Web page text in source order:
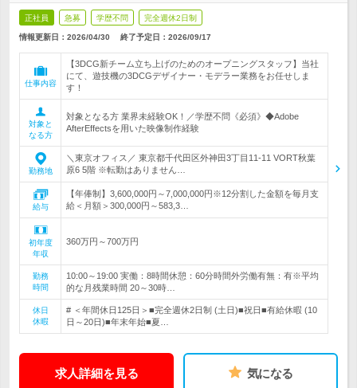
正社員 急募 学歴不問 完全週休2日制
情報更新日：2026/04/30 終了予定日： 2026/09/17
仕事内容
【3DCG新チーム立ち上げのためのオープニングスタッフ】当社
にて、遊技機の3DCGデザイナー・モデラー業務をお任せしま
す！
対象と
なる方
対象となる方 業界未経験OK！／学歴不問《必須》◆Adobe
AfterEffectsを用いた映像制作経験
勤務地
＼東京オフィス／ 東京都千代田区外神田3丁目11‐11 VORT秋葉
原6 5階 ※転勤はありません…
給与
【年俸制】3,600,000円～7,000,000円※12分割した金額を毎月支
給＜月額＞300,000円～583,3…
初年度
年収
360万円～700万円
勤務
時間
10:00～19:00 実働：8時間休憩：60分時間外労働有無：有※平均
的な月残業時間 20～30時…
休日
休暇
# ＜年間休日125日＞■完全週休2日制 (土日)■祝日■有給休暇 (10
日～20日)■年末年始■夏…
求人詳細を見る 気になる